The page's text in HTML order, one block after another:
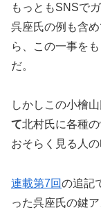
もっともSNSで
呉座氏の例も含
ら、この一事を
だ。
しかしこの小檜山
て北村氏に各種
おそらく見る人
連載第7回の追記
った呉座氏の鍵